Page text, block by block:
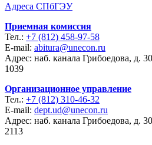
Адреса СПбГЭУ
Приемная комиссия
Тел.: +7 (812) 458-97-58
E-mail: abitura@unecon.ru
Адрес: наб. канала Грибоедова, д.
1039
Организационное управление
Тел.: +7 (812) 310-46-32
E-mail: dept.ud@unecon.ru
Адрес: наб. канала Грибоедова, д.
2113